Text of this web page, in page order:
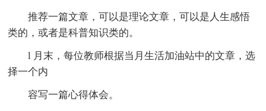
推荐一篇文章，可以是理论文章，可以是人生感悟
类的，或者是科普知识类的。
l 月末，每位教师根据当月生活加油站中的文章，选
择一个内
容写一篇心得体会。